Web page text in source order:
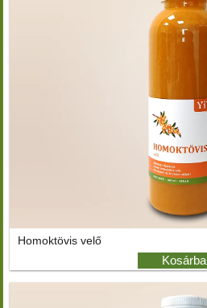
Homoktövis velő
Kosárba